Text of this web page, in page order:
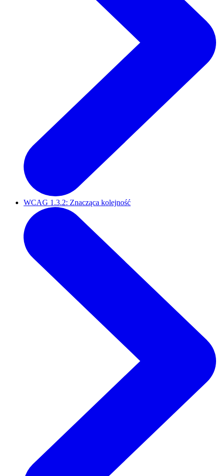
WCAG 1.3.2: Znacząca kolejność